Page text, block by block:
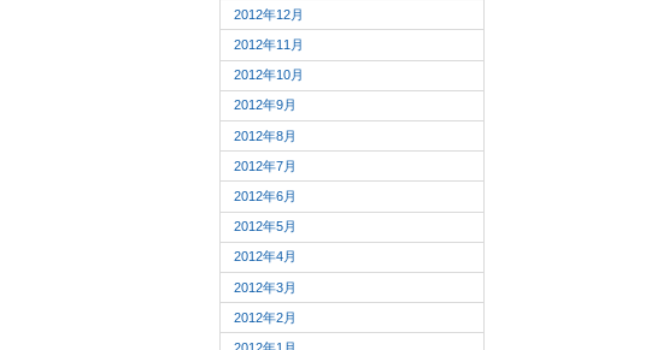
2012年12月
2012年11月
2012年10月
2012年9月
2012年8月
2012年7月
2012年6月
2012年5月
2012年4月
2012年3月
2012年2月